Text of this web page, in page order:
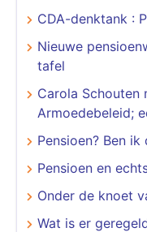
CDA-denktank :
Nieuwe
tafel
Carola Schouten
Armoedebeleid;
Pensioen? Ben
Pensioen en
Onder de knoet
Wat is er